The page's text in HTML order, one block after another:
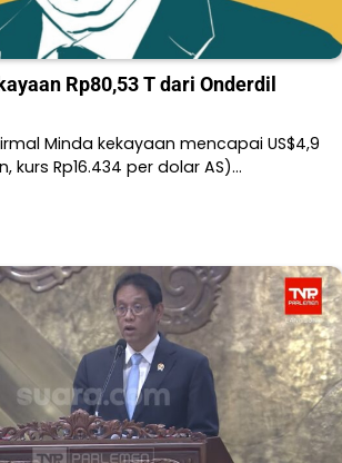
Rp80,53 T dari Onderdil
Minda kekayaan mencapai US$4,9
kurs Rp16.434 per dolar AS)…